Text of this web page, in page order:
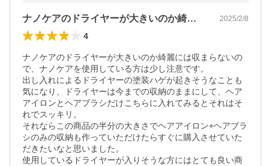
ナノケアのドライヤーが大きいのか綺麗に… 2025/2/8
4
ナノケアのドライヤーが大きいのか綺麗には収まらないの
で、ナノケアを使用している方は少し注意です。
出し入れによるドライヤーの塗装ハゲが起きそうなことも
気になり、ドライヤーは今までの収納のままにして、ヘア
アイロンとヘアブラシだけこちらに入れてみるとそれはそ
れでスッキリ。
それならこの商品の半分の大きさでヘアアイロン+ヘアブラ
シのみの収納も作っていただけたらすぐに購入させていた
だきたいなと思いました。
使用しているドライヤーが入りそうな方にはとても良い商